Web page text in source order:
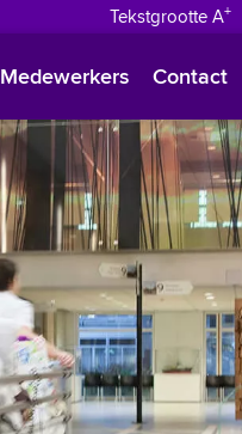
Tekstgrootte A+
Polski
Türkçe
Arabisch
Medewerkers Contact